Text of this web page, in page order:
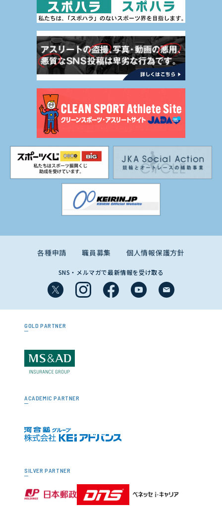
各種申請 職員募集 個人情報保護方針
SNS・メルマガで最新情報を受け取る
GOLD PARTNER
ACADEMIC PARTNER
SILVER PARTNER